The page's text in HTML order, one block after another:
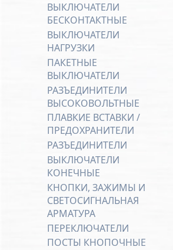
ВЫКЛЮЧАТЕЛИ
БЕСКОНТАКТНЫЕ
ВЫКЛЮЧАТЕЛИ
НАГРУЗКИ
ПАКЕТНЫЕ
ВЫКЛЮЧАТЕЛИ
РАЗЪЕДИНИТЕЛИ
ВЫСОКОВОЛЬТНЫЕ
ПЛАВКИЕ ВСТАВКИ /
ПРЕДОХРАНИТЕЛИ
РАЗЪЕДИНИТЕЛИ
ВЫКЛЮЧАТЕЛИ
КОНЕЧНЫЕ
КНОПКИ, ЗАЖИМЫ И
СВЕТОСИГНАЛЬНАЯ
АРМАТУРА
ПЕРЕКЛЮЧАТЕЛИ
ПОСТЫ КНОПОЧНЫЕ